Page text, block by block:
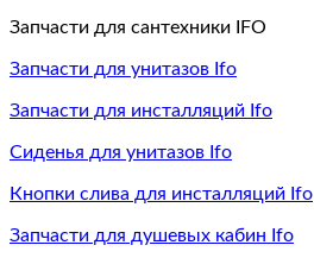
Запчасти для сантехники IFO
Запчасти для унитазов Ifo
Запчасти для инсталляций Ifo
Сиденья для унитазов Ifo
Кнопки слива для инсталляций Ifo
Запчасти для душевых кабин Ifo